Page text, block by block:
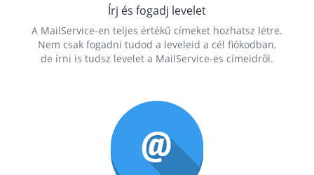
Írj és fogadj levelet
A MailService-en teljes értékű címeket hozhatsz létre.
Nem csak fogadni tudod a leveleid a cél fiókodban,
de írni is tudsz levelet a MailService-es címeidről.